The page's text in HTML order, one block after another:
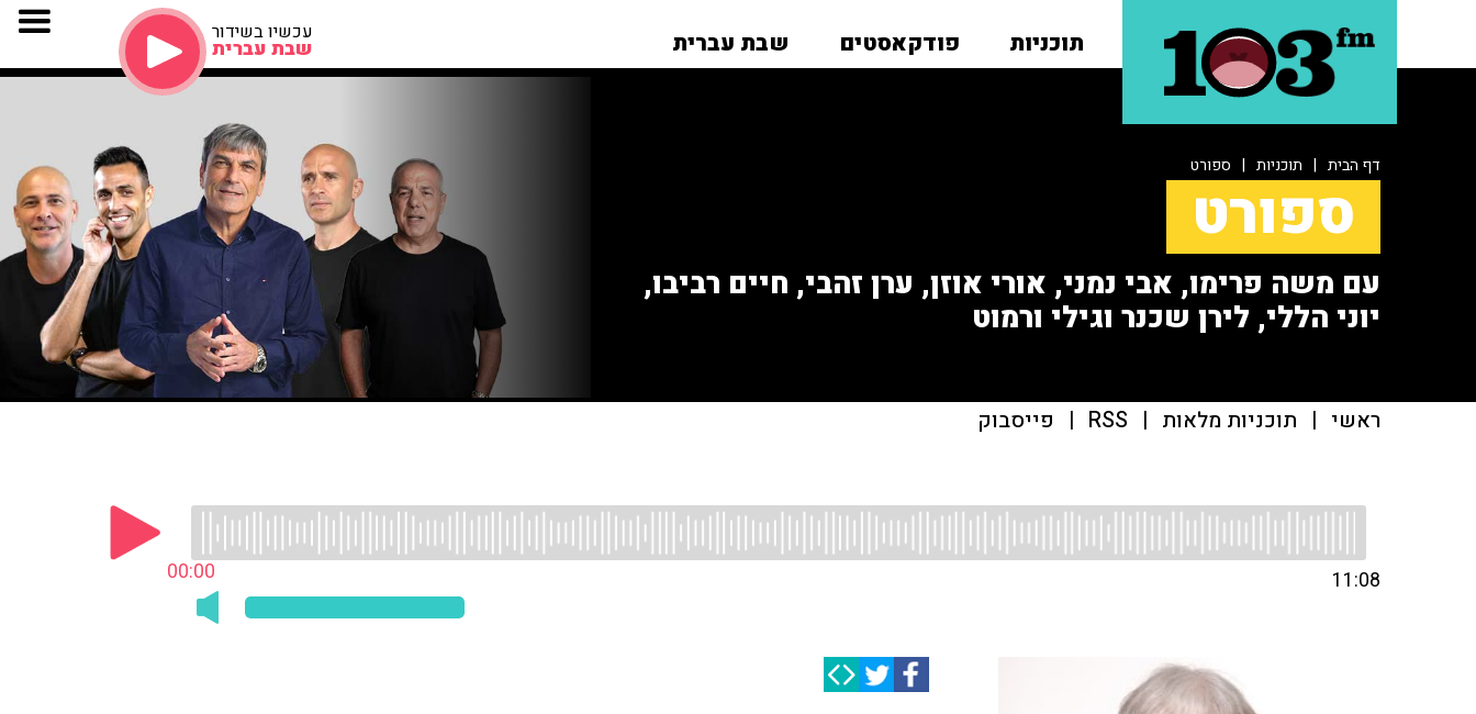
תוכניות פודקאסטים שבת עברית עכשיו בשידור
שבת עברית
דף הבית | תוכניות | ספורט
ספורט
עם משה פרימו, אבי נמני, אורי אוזן, ערן זהבי, חיים רביבו,
יוני הללי, לירן שכנר וגילי ורמוט
ראשי | תוכניות מלאות |
RSS
| פייסבוק
00:00 11:08